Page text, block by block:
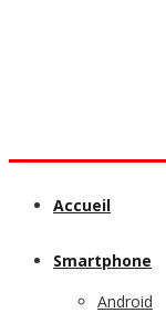
Accueil
Smartphone
Android